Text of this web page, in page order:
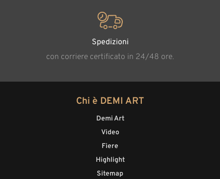
Spedizioni
con corriere certificato in 24/48 ore.
Chi è DEMI ART
Demi Art
Video
Fiere
Highlight
Sitemap